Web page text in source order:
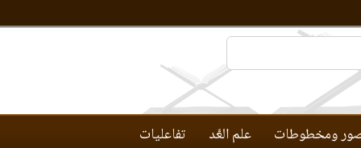
ومخطوطات علم العَّد تفاعليات